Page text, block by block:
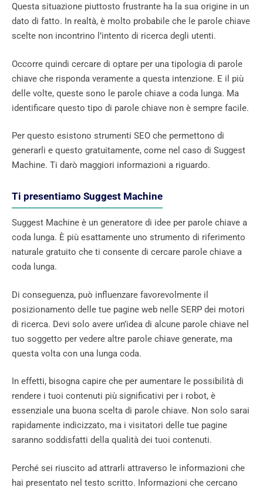
Questa situazione piuttosto frustrante ha la sua origine in un
dato di fatto. In realtà, è molto probabile che le parole chiave
scelte non incontrino l’intento di ricerca degli utenti.
Occorre quindi cercare di optare per una tipologia di parole
chiave che risponda veramente a questa intenzione. E il più
delle volte, queste sono le parole chiave a coda lunga. Ma
identificare questo tipo di parole chiave non è sempre facile.
Per questo esistono strumenti SEO che permettono di
generarli e questo gratuitamente, come nel caso di Suggest
Machine. Ti darò maggiori informazioni a riguardo.
Ti presentiamo Suggest Machine
Suggest Machine è un generatore di idee per parole chiave a
coda lunga. È più esattamente uno strumento di riferimento
naturale gratuito che ti consente di cercare parole chiave a
coda lunga.
Di conseguenza, può influenzare favorevolmente il
posizionamento delle tue pagine web nelle SERP dei motori
di ricerca. Devi solo avere un’idea di alcune parole chiave nel
tuo soggetto per vedere altre parole chiave generate, ma
questa volta con una lunga coda.
In effetti, bisogna capire che per aumentare le possibilità di
rendere i tuoi contenuti più significativi per i robot, è
essenziale una buona scelta di parole chiave. Non solo sarai
rapidamente indicizzato, ma i visitatori delle tue pagine
saranno soddisfatti della qualità dei tuoi contenuti.
Perché sei riuscito ad attrarli attraverso le informazioni che
hai presentato nel testo scritto. Informazioni che cercano